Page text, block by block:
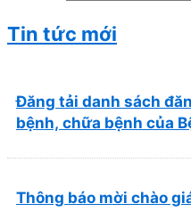
Tin tức mới
Đăng tải danh sách
bệnh, chữa bệnh của
Thông báo mời chào